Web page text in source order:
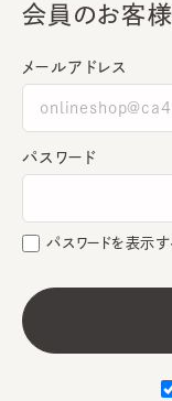
会員のお客様
メールアドレス
パスワード
パスワードを表示す